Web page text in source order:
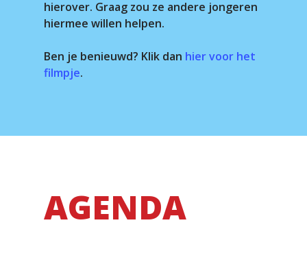
hierover. Graag zou ze andere jongeren
hiermee willen helpen.
Ben je benieuwd? Klik dan hier voor het
filmpje.
AGENDA